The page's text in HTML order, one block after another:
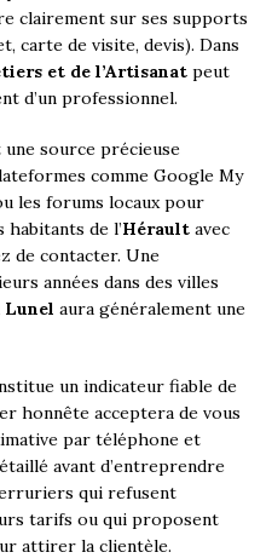
clairement sur ses supports
carte de visite, devis). Dans
et de l’Artisanat peut
d’un professionnel.
source précieuse
comme Google My
les forums locaux pour
habitants de l’Hérault avec
de contacter. Une
années dans des villes
Lunel aura généralement une
un indicateur fiable de
honnête acceptera de vous
par téléphone et
avant d’entreprendre
qui refusent
tarifs ou qui proposent
attirer la clientèle.